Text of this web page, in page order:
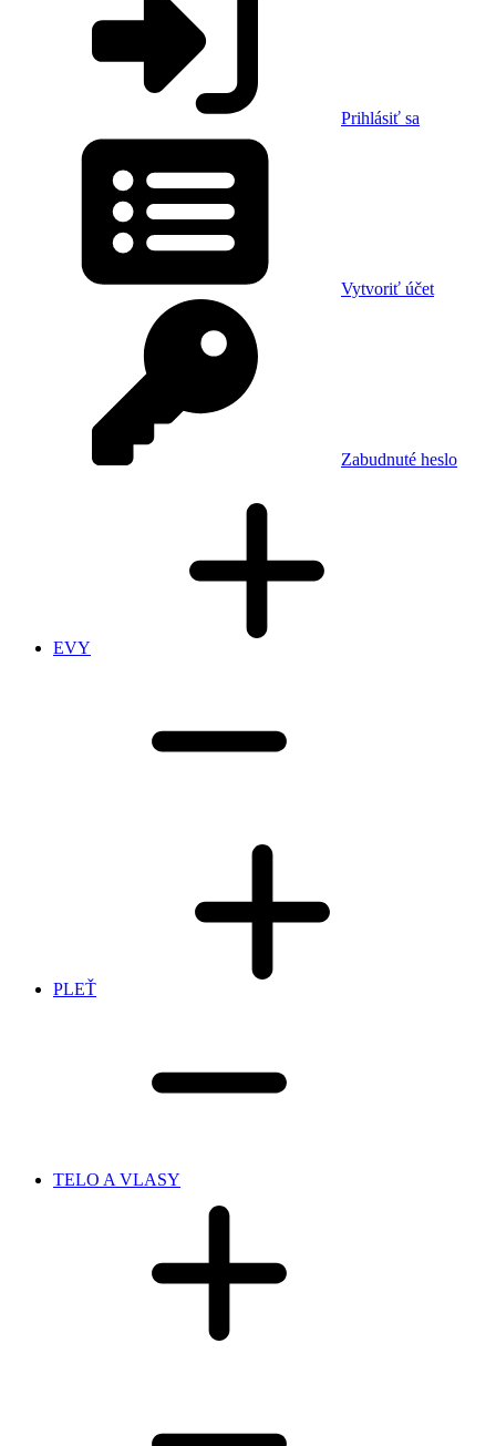
Prihlásiť sa
Vytvoriť účet
Zabudnuté heslo
EVY
PLEŤ
TELO A VLASY